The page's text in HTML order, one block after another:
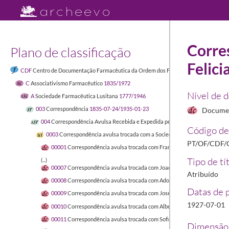
Plano de classificação
CDFCentro de Documentação Farmacêutica da Ordem dos Farmacêuticos
1449-
C Associativismo Farmacêutico 1835/1972
ASociedade Farmacêutica Lusitana 1777/1946
003Correspondência 1835-07-24/1935-01-23
004Correspondência Avulsa Recebida e Expedida pela Sociedade
0003Correspondência avulsa trocada com a Sociedade Farmacêutica
00001 Correspondência avulsa trocada com Francisco Alexandre
(...)
00007Correspondência avulsa trocada com Joaquim Maria de Figueiredo
00008Correspondência avulsa trocada com Adolfo Augusto Rodrigues
00009Correspondência avulsa trocada com José Dias Hipólito Parente
00010Correspondência avulsa trocada com Alberto Pinheiro Falcão
00011 Correspondência avulsa trocada com Sofia da Conceição Baeta
Nível de
Código
PT/OF/
Tipo de
Atribuído
Datas de
1927-07-01